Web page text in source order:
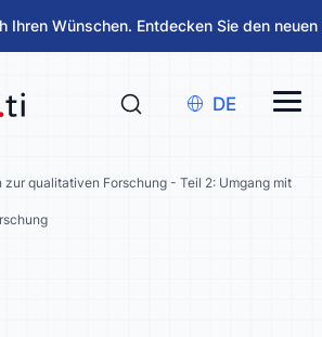
Ihren Wünschen. Entdecken Sie den
DE
qualitativen Forschung - Teil 2: Umgang mit